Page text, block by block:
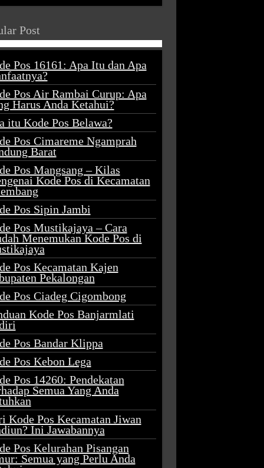
Post
Pos 16161: Apa Itu dan Apa
Pos Air Rambai Curup: Apa
Harus Anda Ketahui?
itu Kode Pos Belawa?
Pos Cimareme Ngamprah
Barat
Pos Mangsang – Kilas
Kode Pos di Kecamatan
Pos Sipin Jambi
Pos Mustikajaya – Cara
Menemukan Kode Pos di
Pos Kecamatan Kajen
Pekalongan
Pos Ciadeg Cigombong
Kode Pos Banjarmlati
Pos Bandar Klippa
Pos Kebon Lega
Pos 14260: Pendekatan
Semua Yang Anda
Kode Pos Kecamatan Jiwan
Ini Jawabannya
Pos Kelurahan Pisangan
Semua yang Perlu Anda